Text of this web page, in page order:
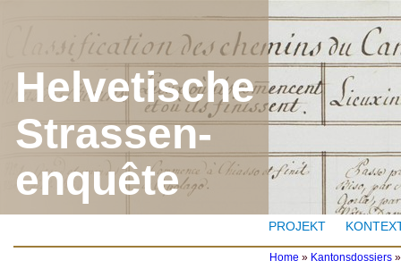
Helvetische
Strassen-
enquête
PROJEKT
Home » Kantonsdossiers